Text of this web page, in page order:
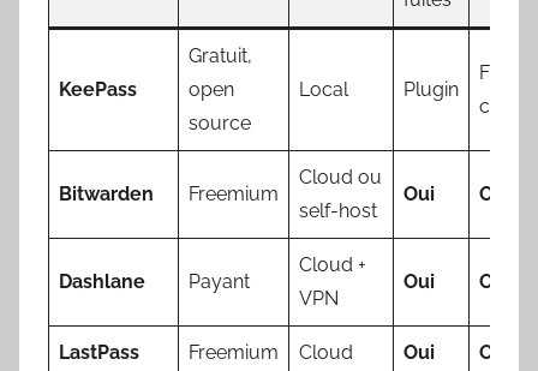
KeePass
Gratuit,
open
source
Local Plugin
Fichier
chiffré
Bitwarden Freemium
Cloud ou
self-host
Oui Oui
Dashlane Payant
Cloud +
VPN
Oui Oui
LastPass Freemium Cloud Oui Oui